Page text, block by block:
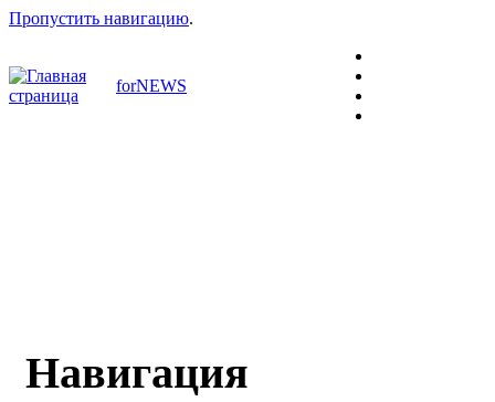
Пропустить навигацию.
forNEWS
Навигация